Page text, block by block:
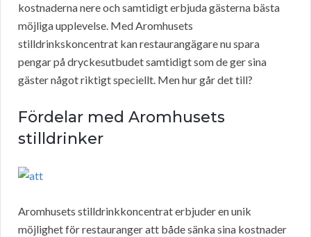
kostnaderna nere och samtidigt erbjuda gästerna bästa
möjliga upplevelse. Med Aromhusets
stilldrinkskoncentrat kan restaurangägare nu spara
pengar på dryckesutbudet samtidigt som de ger sina
gäster något riktigt speciellt. Men hur går det till?
Fördelar med Aromhusets
stilldrinker
Aromhusets stilldrinkkoncentrat erbjuder en unik
möjlighet för restauranger att både sänka sina kostnader